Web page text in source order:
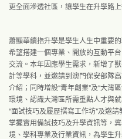
更全面滲透社區，讓學生在升學路
蕭顯華續指升學是學生人生中重要
希望搭建一個專業、開放的互動平
交流。本年因應學生需求，新增了
計等學科，並邀請到澳門保安部隊
介紹；同時增設“青年創業”及“大灣
環境、認識大灣區所需重點人才與
“面試技巧及履歷撰寫工作坊”及邀
掌握實用備試技巧及升學資訊等，
境、學科專業及行業資訊，為學生